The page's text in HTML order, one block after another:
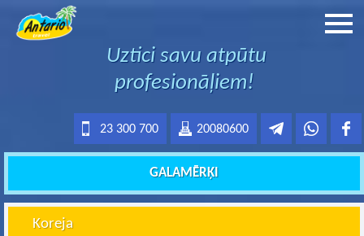
Uztici savu atpūtu
profesionāļiem!
20080600
23 300 700
GALAMĒRĶI
Koreja